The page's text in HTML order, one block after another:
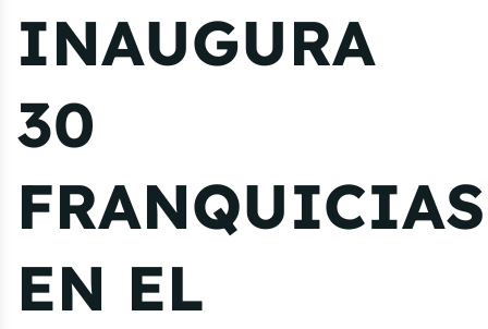
INAUGURA
30
FRANQUICIAS
EN EL